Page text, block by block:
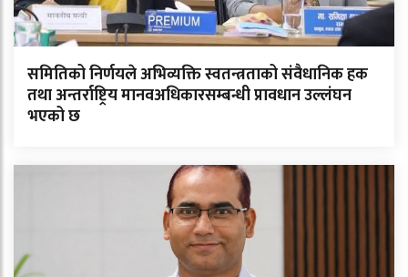
समितिको निर्णयले अभिव्यक्ति स्वतन्त्रताको संवैधानिक हक
तथा अन्तर्राष्ट्रिय मानवअधिकारसम्बन्धी प्रावधान उल्लंघन
भएको छ